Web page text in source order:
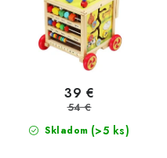
Skladom (>5 ks)
39 €
54 €